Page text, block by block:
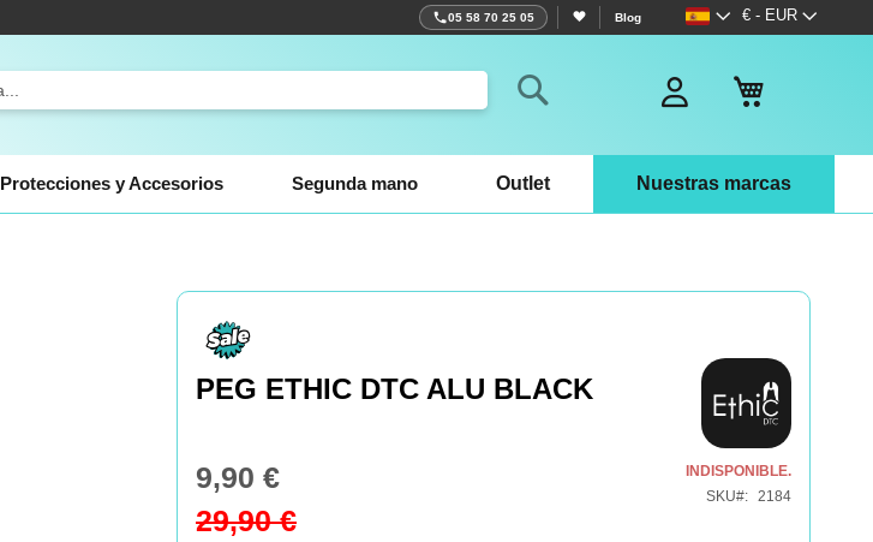
Moneda
€ - EUR
Lenguaje
05 58 70 25 05 Blog
Protecciones y Accesorios Segunda mano Outlet Nuestras marcas
PEG ETHIC DTC ALU BLACK
Special
Price
9,90 €
29,90 €
INDISPONIBLE.
SKU
2184